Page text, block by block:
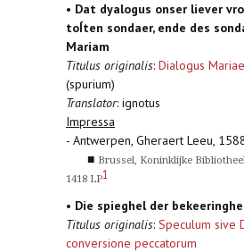
• Dat dyalogus onser liever
toÍten sondaer, ende des
Mariam
Titulus originalis: Dialogus
(spurium)
Translator: ignotus
Impressa
- Antwerpen, Gheraert Leeu,
■ Brussel, Koninklijke
1418 LP1
• Die spieghel der
Titulus originalis: Speculum sive
conversione peccatorum